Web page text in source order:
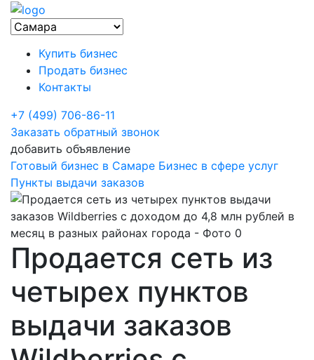
Купить бизнес
Продать бизнес
Контакты
+7 (499) 706-86-11
Заказать обратный звонок
добавить объявление
Готовый бизнес в Самаре Бизнес в сфере услуг
Пункты выдачи заказов
Продается сеть из
четырех пунктов
выдачи заказов